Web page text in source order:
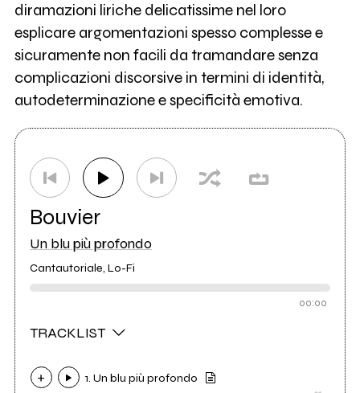
diramazioni liriche delicatissime nel loro
esplicare argomentazioni spesso complesse e
sicuramente non facili da tramandare senza
complicazioni discorsive in termini di identità,
autodeterminazione e specificità emotiva.
Bouvier
Un blu più profondo
Cantautoriale, Lo-Fi
00:00
TRACKLIST
1. Un blu più profondo